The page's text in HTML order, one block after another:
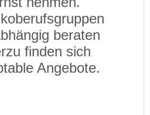
beraten
finden sich
Angebote.